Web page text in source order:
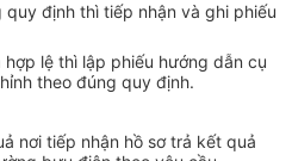
định thì tiếp nhận và ghi phiếu
lệ thì lập phiếu hướng dẫn cụ
theo đúng quy định.
nơi tiếp nhận hồ sơ trả kết quả